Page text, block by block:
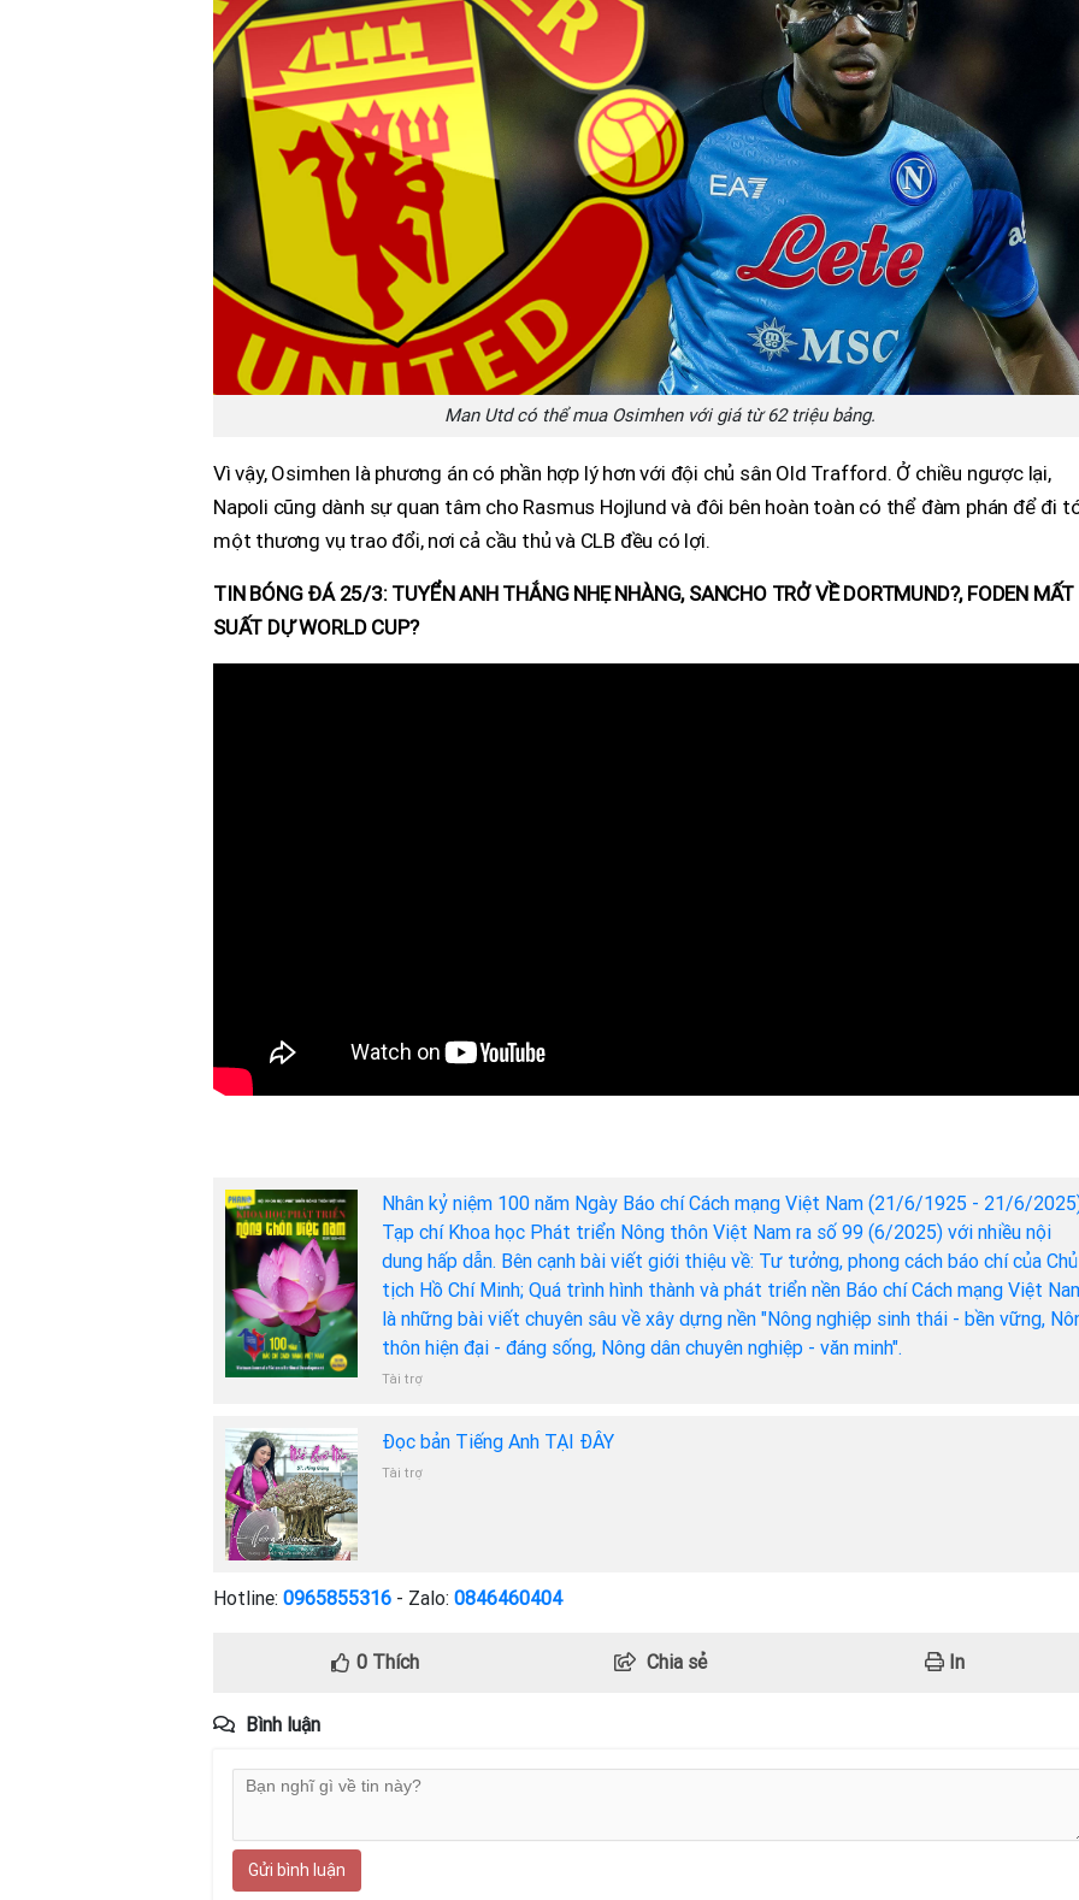
Man Utd có thể mua Osimhen với giá từ 62 triệu bảng.
Vì vậy, Osimhen là phương án có phần hợp lý hơn với đội chủ sân Old Trafford. Ở chiều ngược lại,
Napoli cũng dành sự quan tâm cho Rasmus Hojlund và đôi bên hoàn toàn có thể đàm phán để đi
một thương vụ trao đổi, nơi cả cầu thủ và CLB đều có lợi.
TIN BÓNG ĐÁ 25/3: TUYỂN ANH THẮNG NHẸ NHÀNG, SANCHO TRỞ VỀ DORTMUND?, FODEN MẤT
SUẤT DỰ WORLD CUP?
Nhân kỷ niệm 100 năm Ngày Báo chí Cách mạng Việt Nam (21/6/1925 - 21/6/
Tạp chí Khoa học Phát triển Nông thôn Việt Nam ra số 99 (6/2025) với nhiều nội
dung hấp dẫn. Bên cạnh bài viết giới thiệu về: Tư tưởng, phong cách báo chí của Chủ
tịch Hồ Chí Minh; Quá trình hình thành và phát triển nền Báo chí Cách mạng Việt
là những bài viết chuyên sâu về xây dựng nền "Nông nghiệp sinh thái - bền vững,
thôn hiện đại - đáng sống, Nông dân chuyên nghiệp - văn minh".
Tài trợ
Đọc bản Tiếng Anh TẠI ĐÂY
Tài trợ
Hotline: 0965855316 - Zalo: 0846460404
0Thích Chia sẻ In
Bình luận
Gửi bình luận